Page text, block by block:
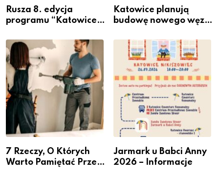
Rusza 8. edycja
programu “Katowice
– nabór dla
przedsiębiorców
Katowice planują
budowę nowego węzła
Podlesiu
7 Rzeczy, O Których
Warto Pamiętać Przed
Jarmark u Babci Anny
2026 – Informacje